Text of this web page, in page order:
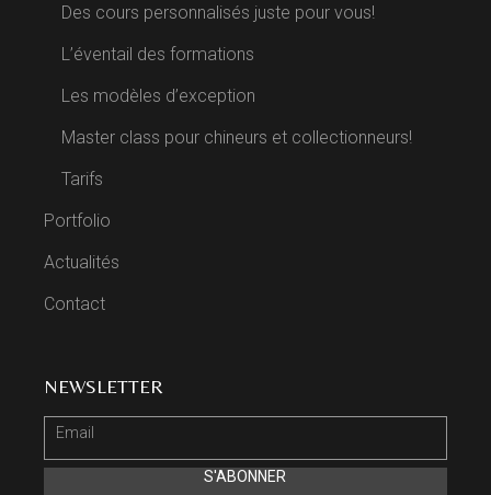
Des cours personnalisés juste pour vous!
L’éventail des formations
Les modèles d’exception
Master class pour chineurs et collectionneurs!
Tarifs
Portfolio
Actualités
Contact
NEWSLETTER